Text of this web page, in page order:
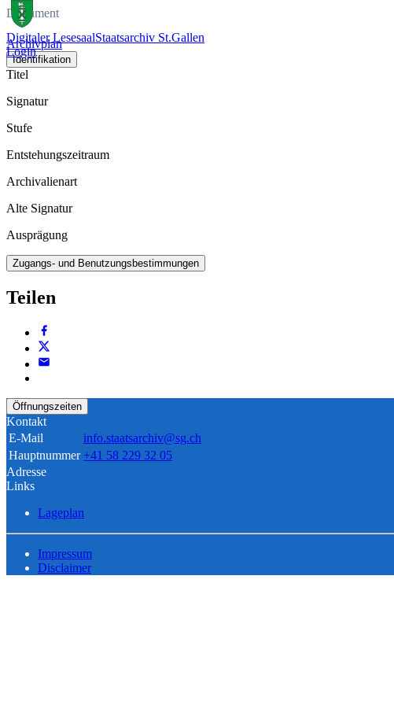
Digitaler LesesaalStaatsarchiv St.Gallen
Login
Dokument
Archivplan
Identifikation
Titel
Signatur
Stufe
Entstehungszeitraum
Archivalienart
Alte Signatur
Ausprägung
Zugangs- und Benutzungsbestimmungen
Teilen
Öffnungszeiten
Kontakt
E-Mail
info.staatsarchiv@sg.ch
Hauptnummer +41 58 229 32 05
Adresse
Links
Lageplan
Impressum
Disclaimer